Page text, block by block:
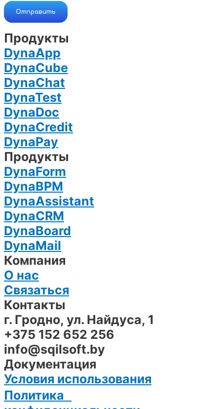
Продукты
DynaApp
DynaCube
DynaChat
DynaTest
DynaDoc
DynaCredit
DynaPay
Продукты
DynaForm
DynaBPM
DynaAssistant
DynaCRM
DynaBoard
DynaMail
Компания
О нас
Связаться
Контакты
г. Гродно, ул. Найдуса, 1
+375 152 652 256
info@sqilsoft.by
Документация
Условия использования
Политика